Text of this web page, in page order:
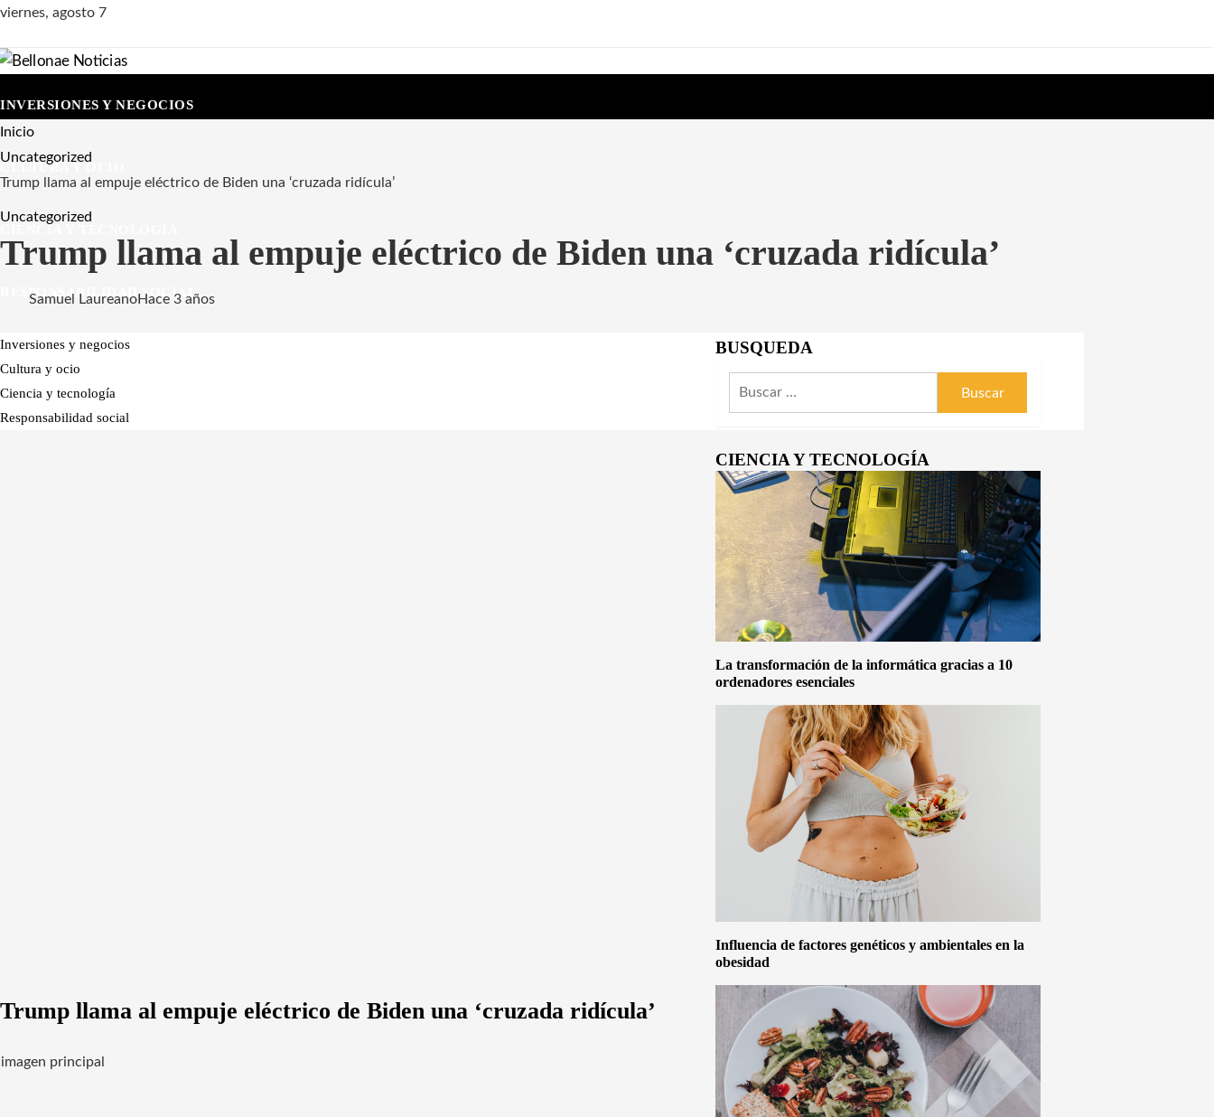
viernes, agosto 7
INVERSIONES Y NEGOCIOS
CULTURA Y OCIO
RESPONSABILIDAD SOCIAL
Inversiones y negocios
Cultura y ocio
Ciencia y tecnología
Responsabilidad social
Inicio
Uncategorized
Trump llama al empuje eléctrico de Biden una ‘cruzada ridícula’
Uncategorized
Trump llama al empuje eléctrico de Biden una ‘cruzada ridícula’
Samuel LaureanoHace 3 años
Trump llama al empuje eléctrico de Biden una ‘cruzada ridícula’
imagen principal
BUSQUEDA
Buscar:
CIENCIA Y TECNOLOGÍA
La transformación de la informática gracias a 10
ordenadores esenciales
Influencia de factores genéticos y ambientales en la
obesidad